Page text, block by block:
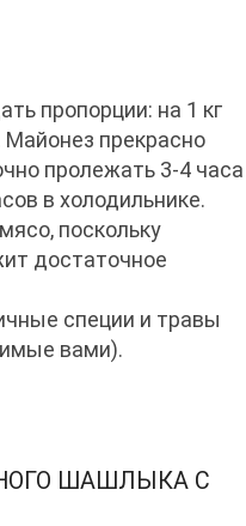
пропорции: на 1 кг
прекрасно
пролежать 3-4 часа
в холодильнике.
поскольку
достаточное
специи и травы
вами).
ШАШЛЫКА С